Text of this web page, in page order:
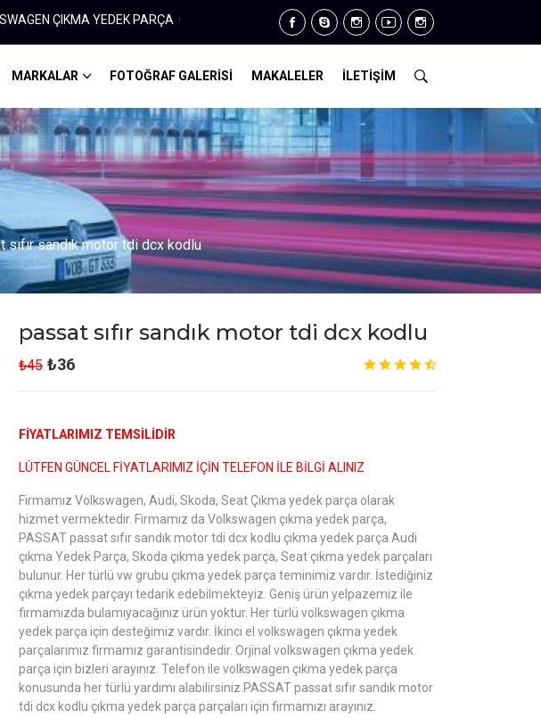
YEDEK PARÇA 0312 386 34 14
MARKALAR FOTOĞRAF GALERİSİ MAKALELER İLETİŞİM
sandık motor tdi dcx kodlu
passat sıfır sandık motor tdi dcx kodlu
₺45 ₺36
FİYATLARIMIZ TEMSİLİDİR
LÜTFEN GÜNCEL FİYATLARIMIZ İÇİN TELEFON İLE BİLGİ ALINIZ
Firmamız Volkswagen, Audi, Skoda, Seat Çıkma yedek parça olarak
hizmet vermektedir. Firmamız da Volkswagen çıkma yedek parça,
PASSAT passat sıfır sandık motor tdi dcx kodlu çıkma yedek parça Audi
çıkma Yedek Parça, Skoda çıkma yedek parça, Seat çıkma yedek parçaları
bulunur. Her türlü vw grubu çıkma yedek parça teminimiz vardır. İstediğiniz
çıkma yedek parçayı tedarik edebilmekteyiz. Geniş ürün yelpazemiz ile
firmamızda bulamıyacağınız ürün yoktur. Her türlü volkswagen çıkma
yedek parça için desteğimiz vardır. İkinci el volkswagen çıkma yedek
parçalarımız firmamız garantisindedir. Orjinal volkswagen çıkma yedek
parça için bizleri arayınız. Telefon ile volkswagen çıkma yedek parça
konusunda her türlü yardımı alabilirsiniz.PASSAT passat sıfır sandık motor
tdi dcx kodlu çıkma yedek parça parçaları için firmamızı arayınız.